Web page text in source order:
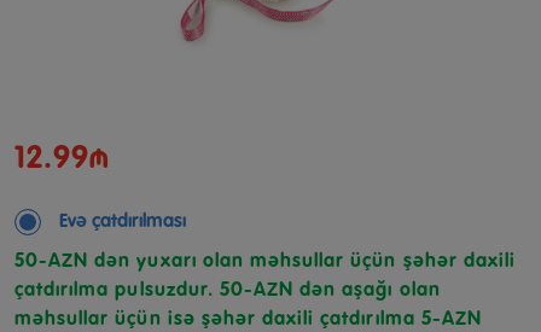
12.99₼
Evə çatdırılması
50-AZN dən yuxarı olan məhsullar üçün şəhər daxili
çatdırılma pulsuzdur. 50-AZN dən aşağı olan
məhsullar üçün isə şəhər daxili çatdırılma 5-AZN